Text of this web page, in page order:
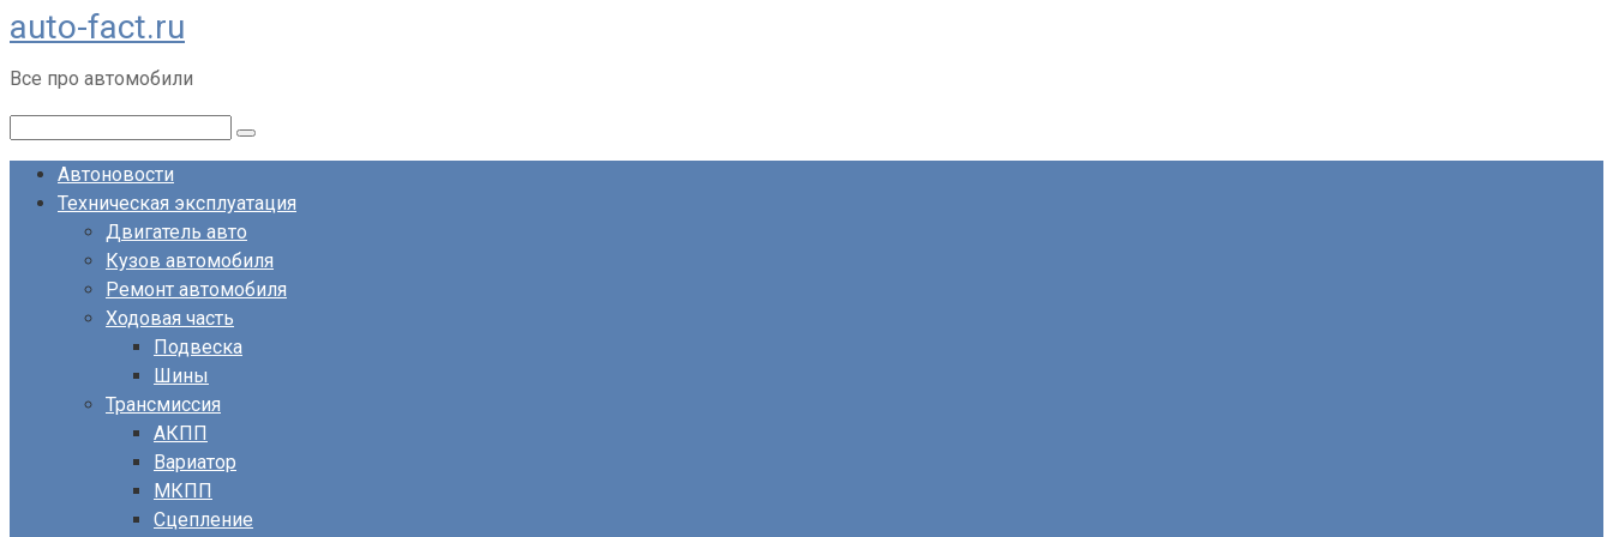
Перейти
к
контенту
auto-fact.ru
Все про автомобили
Автоновости
Техническая эксплуатация
Двигатель авто
Кузов автомобиля
Ремонт автомобиля
Ходовая часть
Подвеска
Шины
Трансмиссия
АКПП
Вариатор
МКПП
Сцепление